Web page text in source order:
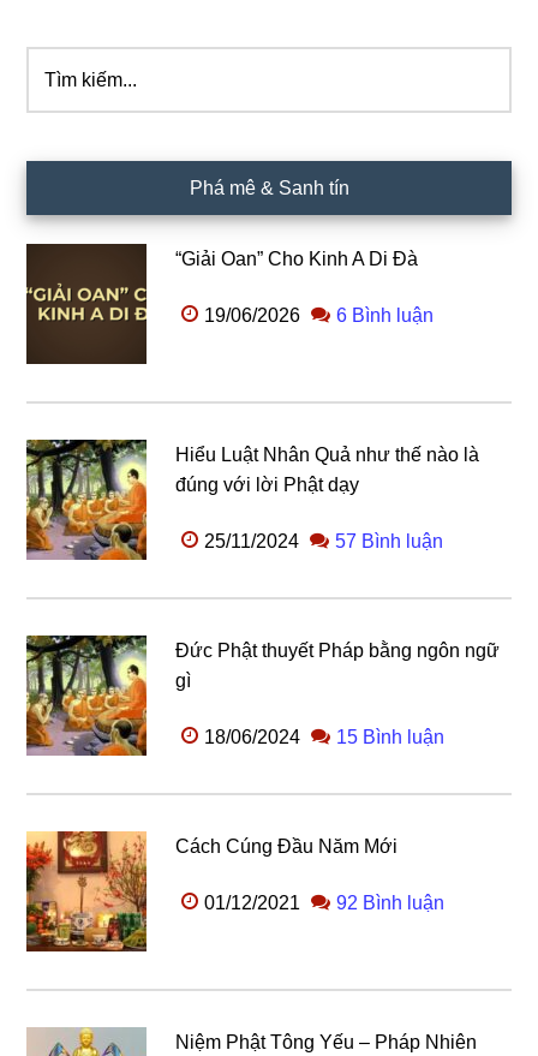
Sidebar
chính
kiếm...
Phá mê & Sanh tín
“Giải Oan” Cho Kinh A Di Đà
19/06/2026 6 Bình luận
Hiểu Luật Nhân Quả như thế nào là
đúng với lời Phật dạy
25/11/2024 57 Bình luận
Đức Phật thuyết Pháp bằng ngôn ngữ
gì
18/06/2024 15 Bình luận
Cách Cúng Đầu Năm Mới
01/12/2021 92 Bình luận
Niệm Phật Tông Yếu – Pháp Nhiên